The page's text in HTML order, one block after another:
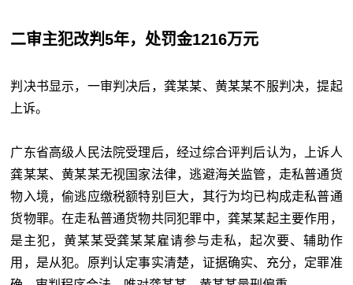
二审主犯改判5年，处罚金1216万元
判决书显示，一审判决后，龚某某、黄某某不服判决，提起
上诉。
广东省高级人民法院受理后，经过综合评判后认为，上诉人
龚某某、黄某某无视国家法律，逃避海关监管，走私普通货
物入境，偷逃应缴税额特别巨大，其行为均已构成走私普通
货物罪。在走私普通货物共同犯罪中，龚某某起主要作用，
是主犯，黄某某受龚某某雇请参与走私，起次要、辅助作
用，是从犯。原判认定事实清楚，证据确实、充分，定罪准